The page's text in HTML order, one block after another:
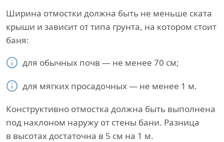
Ширина отмостки должна быть не меньше ската
крыши и зависит от типа грунта, на котором стоит
баня:
для обычных почв — не менее 70 см;
для мягких просадочных — не менее 1 м.
Конструктивно отмостка должна быть выполнена
под наклоном наружу от стены бани. Разница
в высотах достаточна в 5 см на 1 м.